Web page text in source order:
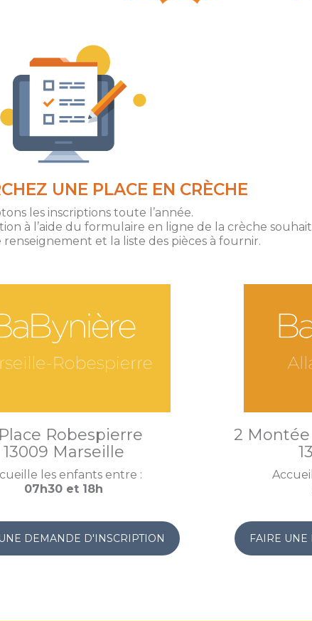
UNE PLACE EN CRÈCHE
les inscriptions toute l’année.
à l’aide du formulaire en ligne de la crèche
et la liste des pièces à fournir.
Robespierre
13009 Marseille
les enfants entre :
07h30 et 18h
DEMANDE D'INSCRIPTION
2
FAIRE